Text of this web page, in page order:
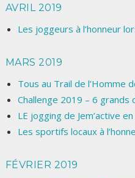
AVRIL 2019
Les joggeurs à l’honneur
MARS 2019
Tous au Trail de l’Homme
Challenge 2019 – 6
LE jogging de Jem’active
Les sportifs locaux à
FÉVRIER 2019